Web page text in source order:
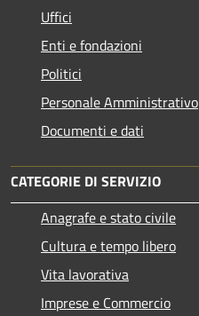
Uffici
Enti e fondazioni
Politici
Personale Amministrativo
Documenti e dati
CATEGORIE DI SERVIZIO
Anagrafe e stato civile
Cultura e tempo libero
Vita lavorativa
Imprese e Commercio